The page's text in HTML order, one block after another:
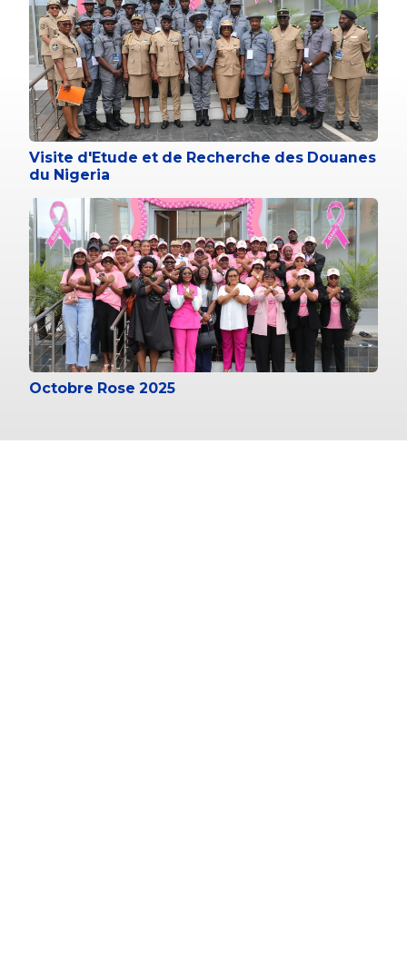
Visite d'Etude et de Recherche des Douanes
du Nigeria
Octobre Rose 2025